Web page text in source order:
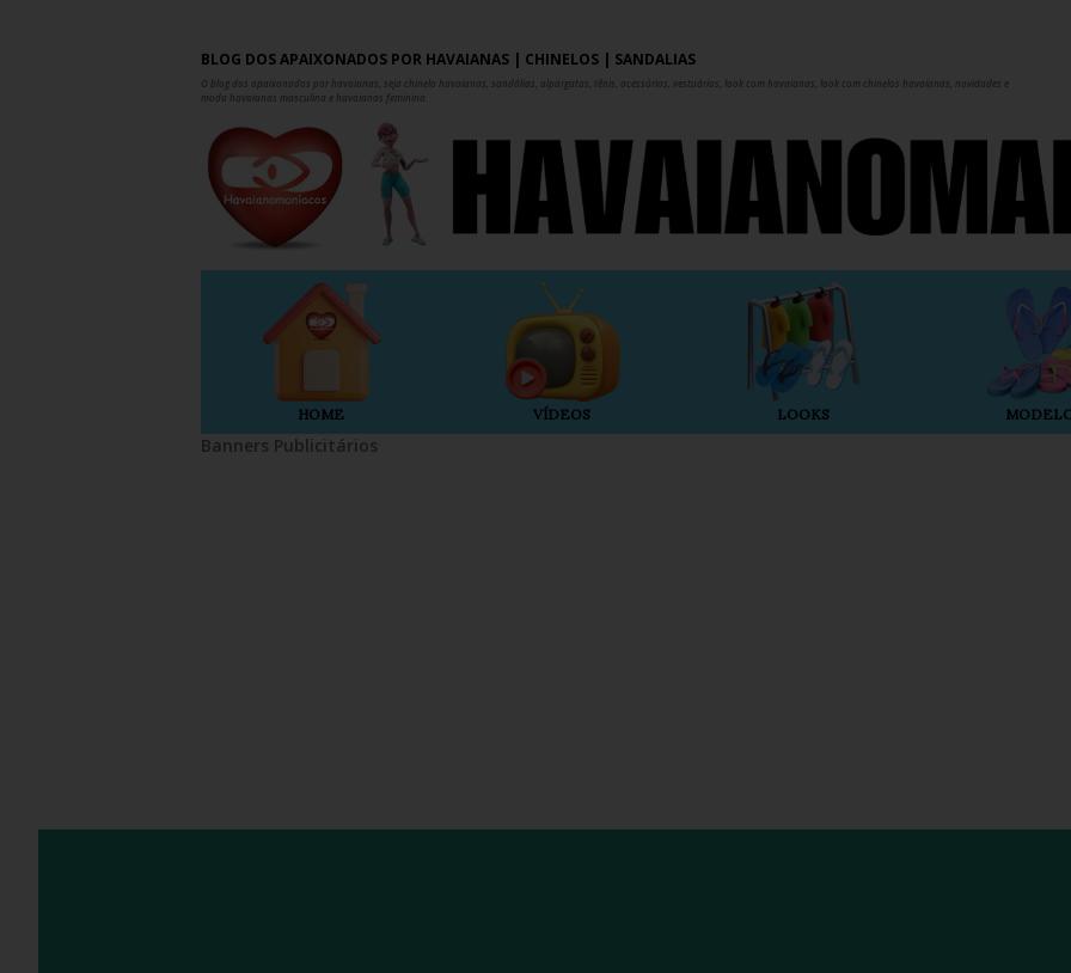
BLOG DOS APAIXONADOS POR HAVAIANAS | CHINELOS | SANDÁLIAS
O blog dos apaixonados por havaianas, seja chinelo havaianas, sandálias, alpargatas, tênis, acessórios, vestuários, look com havaianas, look com chinelos havaianas, novidades e
moda havaianas masculina e havaianas feminina.
HOME VÍDEOS LOOKS
Banners Publicitários